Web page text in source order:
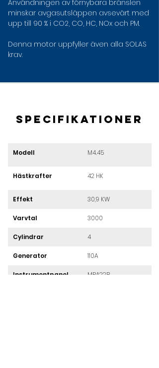
Användningen av förnybara bränslen
minskar avgasutsläppen avsevärt med
upp till 90 % i CO2, CO, HC, NOx och PM.
Denna motor uppfyller även alla SOLAS
krav.
Specifikationer
Modell M4.45
Hästkrafter 42 HK
Effekt 30,9 KW
Varvtal 3000
Cylindrar 4
Generator 110A
Instrumentpanel MPA22B